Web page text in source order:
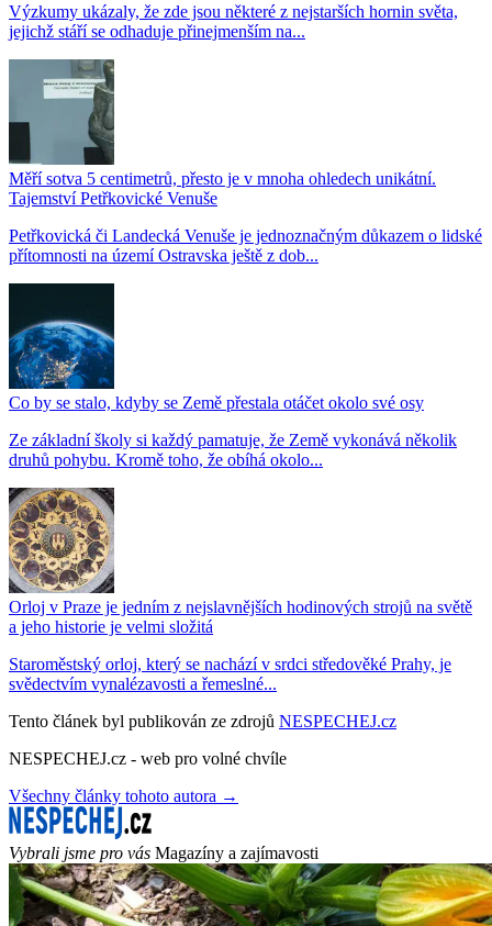
Výzkumy ukázaly, že zde jsou některé z nejstarších hornin světa,
jejichž stáří se odhaduje přinejmenším na...
Měří sotva 5 centimetrů, přesto je v mnoha ohledech unikátní.
Tajemství Petřkovické Venuše
Petřkovická či Landecká Venuše je jednoznačným důkazem o lidské
přítomnosti na území Ostravska ještě z dob...
Co by se stalo, kdyby se Země přestala otáčet okolo své osy
Ze základní školy si každý pamatuje, že Země vykonává několik
druhů pohybu. Kromě toho, že obíhá okolo...
Orloj v Praze je jedním z nejslavnějších hodinových strojů na světě
a jeho historie je velmi složitá
Staroměstský orloj, který se nachází v srdci středověké Prahy, je
svědectvím vynalézavosti a řemeslné...
Tento článek byl publikován ze zdrojů NESPECHEJ.cz
NESPECHEJ.cz - web pro volné chvíle
Všechny články tohoto autora →
Vybrali jsme pro vás Magazíny a zajímavosti